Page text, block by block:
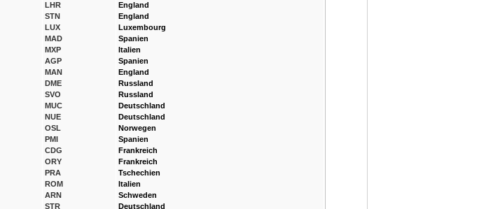
LHR
STN
LUX
MAD
MXP
AGP
MAN
DME
SVO
MUC
NUE
OSL
PMI
CDG
ORY
PRA
ROM
ARN
STR
England
England
Luxembourg
Spanien
Italien
Spanien
England
Russland
Russland
Deutschland
Deutschland
Norwegen
Spanien
Frankreich
Frankreich
Tschechien
Italien
Schweden
Deutschland